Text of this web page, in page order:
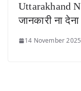
Uttarakhand
जानकारी ना देना
14 November 2025